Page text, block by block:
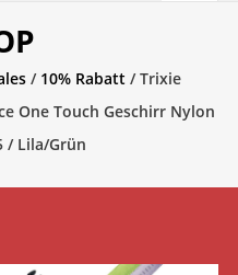
/ 10% Rabatt / Trixie
One Touch Geschirr Nylon
/ Lila/Grün